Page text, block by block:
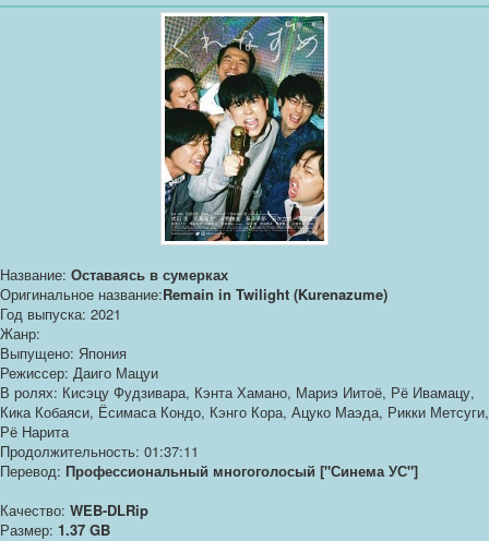
Название: Оставаясь в сумерках
Оригинальное название:Remain in Twilight (Kurenazume)
Год выпуска: 2021
Жанр:
Выпущено: Япония
Режиссер: Даиго Мацуи
В ролях: Кисэцу Фудзивара, Кэнта Хамано, Мариэ Иитоё, Рё Ивамацу,
Кика Кобаяси, Ёсимаса Кондо, Кэнго Кора, Ацуко Маэда, Рикки Метсуги,
Рё Нарита
Продолжительность: 01:37:11
Перевод: Профессиональный многоголосый ["Синема УС"]
Качество: WEB-DLRip
Размер: 1.37 GB